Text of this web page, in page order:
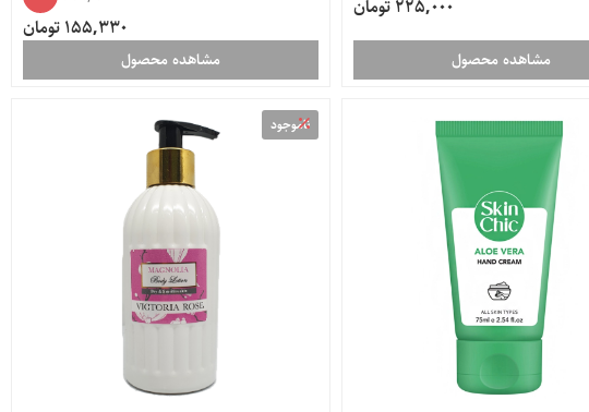
225,000 تومان
مشاهده محصول
155,330 تومان
مشاهده محصول
ناموجود